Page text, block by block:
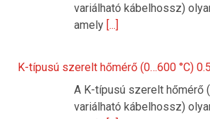
variálható kábelhossz)
amely [...]
K-típusú szerelt hőmérő (0…600 °C)
A K-típusú szerelt hőmérő
variálható kábelhossz)